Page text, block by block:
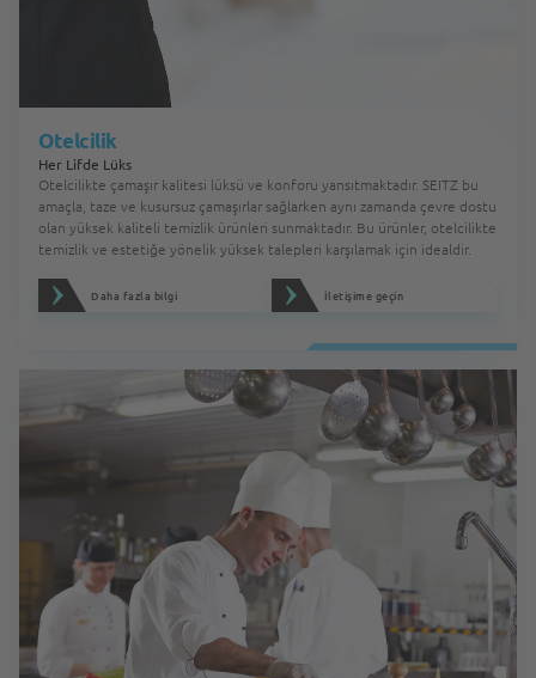
Otelcilik
Her Lifde Lüks
Otelcilikte çamaşır kalitesi lüksü ve konforu yansıtmaktadır. SEITZ bu
amaçla, taze ve kusursuz çamaşırlar sağlarken aynı zamanda çevre dostu
olan yüksek kaliteli temizlik ürünleri sunmaktadır. Bu ürünler, otelcilikte
temizlik ve estetiğe yönelik yüksek talepleri karşılamak için idealdir.
Daha fazla bilgi İletişime geçin